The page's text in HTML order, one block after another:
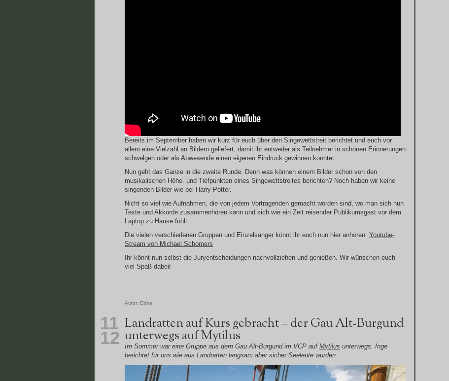
Bereits im September haben wir kurz für euch über den Singewettstreit berichtet und euch vor
allem eine Vielzahl an Bildern geliefert, damit ihr entweder als Teilnehmer in schönen Erinnerungen
schwelgen oder als Abwesende einen eigenen Eindruck gewinnen konntet.
Nun geht das Ganze in die zweite Runde. Denn was können einem Bilder schon von den
musikalischen Höhe- und Tiefpunkten eines Singewettstreites berichten? Noch haben wir keine
singenden Bilder wie bei Harry Potter.
Nicht so viel wie Aufnahmen, die von jedem Vortragenden gemacht worden sind, wo man sich nun
Texte und Akkorde zusammenhören kann und sich wie ein Zeit reisender Publikumsgast vor dem
Laptop zu Hause fühlt.
Die vielen verschiedenen Gruppen und Einzelsänger könnt ihr euch nun hier anhören: Youtube-
Stream von Michael Schomers
Ihr könnt nun selbst die Juryentscheidungen nachvollziehen und genießen. Wir wünschen euch
viel Spaß dabei!
Autor: Ebba
11
12
Landratten auf Kurs gebracht – der Gau Alt-Burgund
unterwegs auf Mytilus
Im Sommer war eine Gruppe aus dem Gau Alt-Burgund im VCP auf Mytilus unterwegs. Inge
berichtet für uns wie aus Landratten langsam aber sicher Seeleute wurden.